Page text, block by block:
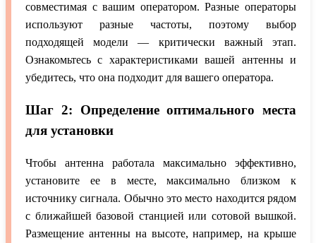
совместимая с вашим оператором. Разные операторы
используют разные частоты, поэтому выбор
подходящей модели — критически важный этап.
Ознакомьтесь с характеристиками вашей антенны и
убедитесь, что она подходит для вашего оператора.
Шаг 2: Определение оптимального места
для установки
Чтобы антенна работала максимально эффективно,
установите ее в месте, максимально близком к
источнику сигнала. Обычно это место находится рядом
с ближайшей базовой станцией или сотовой вышкой.
Размещение антенны на высоте, например, на крыше